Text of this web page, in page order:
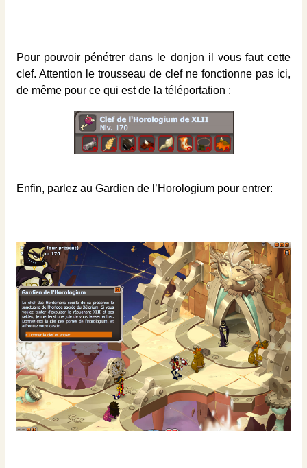
Pour pouvoir pénétrer dans le donjon il vous faut cette
clef. Attention le trousseau de clef ne fonctionne pas ici,
de même pour ce qui est de la téléportation :
Enfin, parlez au Gardien de l’Horologium pour entrer: